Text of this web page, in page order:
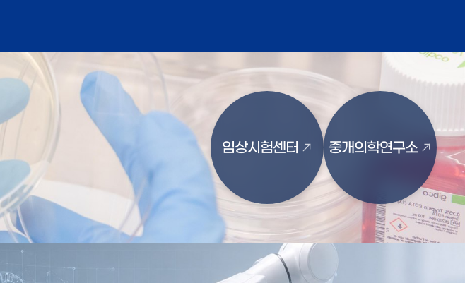
임상시험센터 중개의학연구소